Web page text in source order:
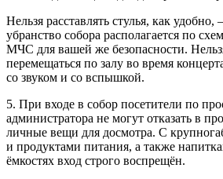
Нельзя расставлять стулья, как удобно,
убранство собора располагается по
МЧС для вашей же безопасности.
перемещаться по залу во время
со звуком и со вспышкой.
5. При входе в собор посетители по
администратора не могут отказать в
личные вещи для досмотра. С
и продуктами питания, а также
ёмкостях вход строго воспрещён.